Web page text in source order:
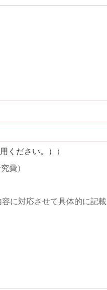
ください。）
）
費）
に対応させて具体的に記載